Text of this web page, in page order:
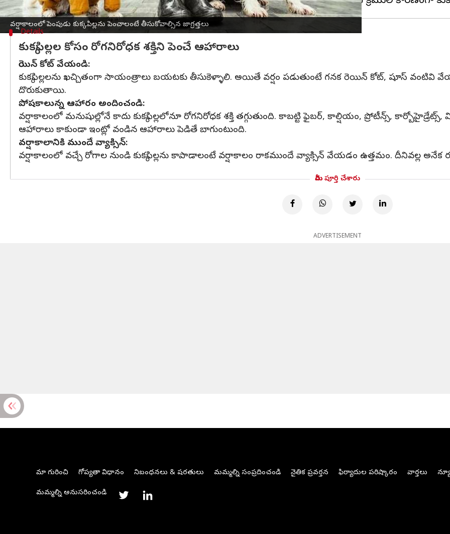
వర్షాకాలంలో పెంపుడు కుక్కపిల్లను పెంచాలంటే తీసుకోవాల్సిన జాగ్రత్తలు
Details
కుక్కపిల్లల కోసం రోగనిరోధక శక్తిని పెంచే ఆహారాలు
రెయిన్ కోట్ వేయండి:
కుక్కపిల్లలను ఖచ్చితంగా సాయంత్రాలు బయటకు తీసుకెళ్ళాలి. అయితే వర్షం పడుతుంటే గనక రెయిన్ కోట్, షూస్ వంటివి
దొరుకుతాయి.
పోషకాలున్న ఆహారం అందించండి:
వర్షాకాలంలో మనుషుల్లోనే కాదు కుక్కపిల్లలోనూ రోగనిరోధక శక్తి తగ్గుతుంది. కాబట్టి ఫైబర్, కాల్షియం, ప్రోటీన్స్,
ఆహారాలు కాకుండా ఇంట్లో వండిన ఆహారాలు పెడితే బాగుంటుంది.
వర్షాకాలానికి ముందే వ్యాక్సిన్:
వర్షాకాలంలో వచ్చే రోగాల నుండి కుక్కపిల్లను కాపాడాలంటే వర్షాకాలం రాకముందే వ్యాక్సిన్ వేయడం ఉత్తమం. దీనివల్ల అనేక రకాల
మీరు పూర్తి చేశారు
ADVERTISEMENT
మా గురించి గోప్యతా విధానం నిబంధనలు & షరతులు మమ్మల్ని సంప్రదించండి నైతిక ప్రవర్తన ఫిర్యాదుల పరిష్కారం వార్తలు
మమ్మల్ని అనుసరించండి